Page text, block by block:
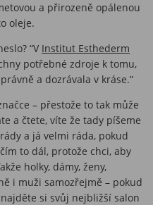
a přirozeně opálenou
oleje.
“V Institut Esthederm
potřebné zdroje k tomu,
a dozrávala v kráse.”
– přestože to tak může
a čtete, víte že tady píšeme
a já velmi ráda, pokud
to dál, protože chci, aby
holky, dámy, ženy,
i muži samozřejmě – pokud
si svůj nejbližší salon